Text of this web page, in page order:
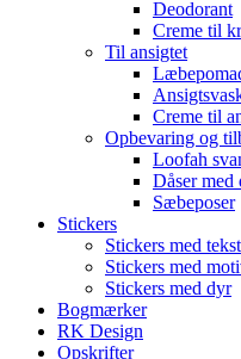
Deodorant
Creme til
Til ansigtet
Creme til
Opbevaring og
Loofah
Dåser med
Sæbeposer
Stickers
Stickers med tekst
Stickers med
Stickers med dyr
Bogmærker
RK Design
Opskrifter